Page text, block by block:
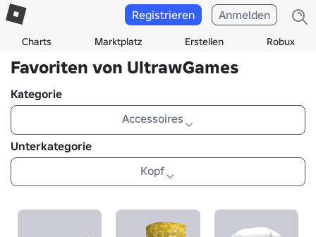
Charts Marktplatz Erstellen Robux
Registrieren Anmelden
Favoriten von UltrawGames
Kategorie
Accessoires
Unterkategorie
Kopf